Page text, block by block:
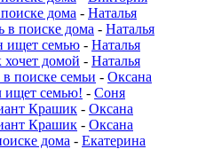
дома - Наталья
в поиске дома - Наталья
ищет семью - Наталья
домой - Наталья
поиске семьи - Оксана
ищет семью! - Соня
Крашик - Оксана
Крашик - Оксана
дома - Екатерина